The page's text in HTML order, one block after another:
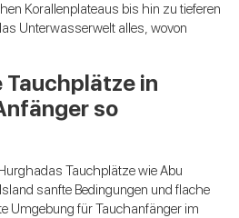
Korallenplateaus bis hin zu tieferen
Unterwasserwelt alles, wovon
in
so
Tauchplätze wie Abu
sanfte Bedingungen und flache
Umgebung für Tauchanfänger im